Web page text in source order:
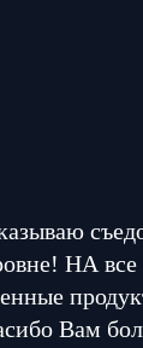
НА все
Вам